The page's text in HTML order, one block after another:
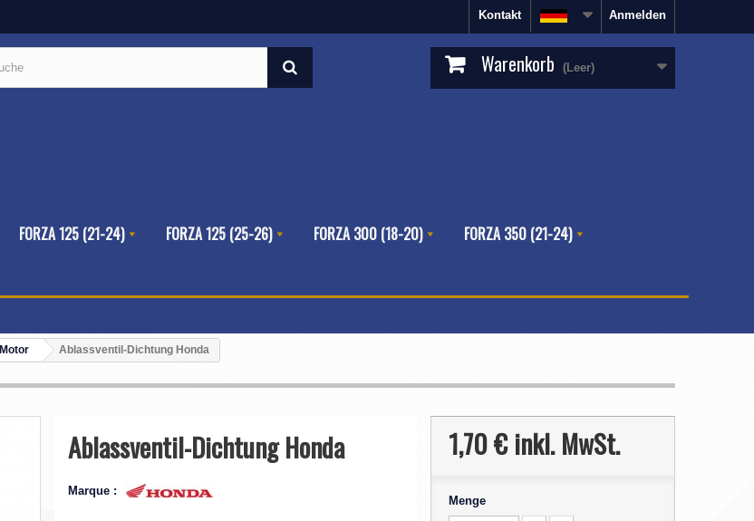
Anmelden
Kontakt
Warenkorb (Leer)
FORZA 125 (21-24) FORZA 125 (25-26) FORZA 300 (18-20)
FORZA 350 (21-24)
Motor Ablassventil-Dichtung Honda
Ablassventil-Dichtung Honda
Marque :
1,70 €inkl. MwSt.
Menge